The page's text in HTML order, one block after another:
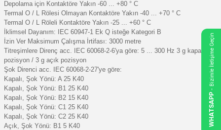
Depolama için Kontaktöre Yakın -60 ... +80 ° C
Termal O / L Rölesi Olmayan Kontaktöre Yakın -40 ... +70 ° C
Termal O / L Röleli Kontaktöre Yakın -25 ... +60 ° C
İklimsel Dayanım: IEC 60947-1 Ek Q isteğe Kategori B
İzin Ver Maksimum Çalışma İrtifası: 3000 metre
Titreşimlere Direnç acc. IEC 60068-2-6'ya göre: 5 ... 300 Hz 3 g kapalı
pozisyon / 3 g açık pozisyon
Şok Direnci acc. IEC 60068-2-27'ye göre:
Kapalı, Şok Yönü: A 25 K40
Kapalı, Şok Yönü: B1 25 K40
Kapalı, Şok Yönü: B2 15 K40
Kapalı, Şok Yönü: C1 25 K40
Kapalı, Şok Yönü: C2 25 K40
Açık, Şok Yönü: B1 5 K40
WHATSAPP
- Bizimle İletişime Geçin